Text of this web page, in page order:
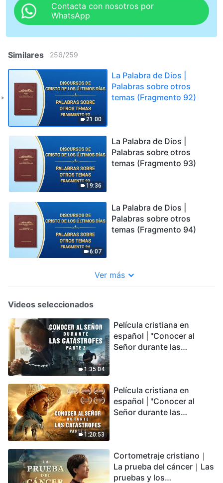
Contacta con nosotros por
WhatsApp
Similares 256/259
21:00
La Palabra de Dios |
Palabras sobre otros
temas (Fragmento 92)
19:36
La Palabra de Dios |
Palabras sobre otros
temas (Fragmento 93)
6:07
La Palabra de Dios |
Palabras sobre otros
temas (Fragmento 94)
Ver más
Videos seleccionados
1:35:04
Película cristiana en
español | "Conocer al
Señor durante las
podemos sobrevivir?
1:20:53
Película cristiana en
español | "Conocer al
Señor durante las
encontrarás refugio?
Cortometraje cristiano｜
La prueba del cáncer｜Las
pruebas y los